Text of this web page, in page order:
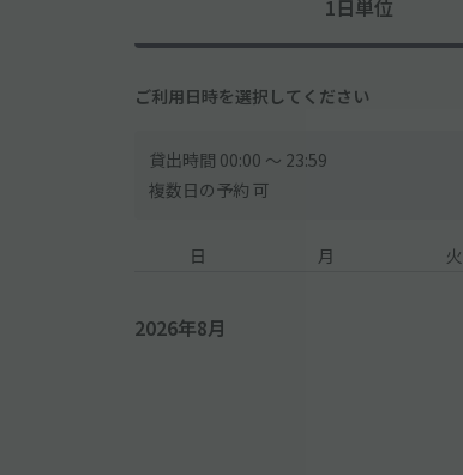
1日単位
ご利用日時を選択してください
貸出時間 00:00 〜 23:59
複数日の予約 可
日 月 火
2026年8月